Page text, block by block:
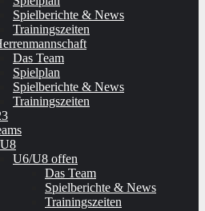
Spielberichte & News
Trainingszeiten
Das Team
Spielplan
Spielberichte & News
Trainingszeiten
U6/U8 offen
Das Team
Spielberichte & News
Trainingszeiten